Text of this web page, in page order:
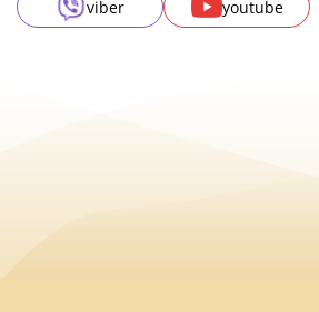
viber
youtube